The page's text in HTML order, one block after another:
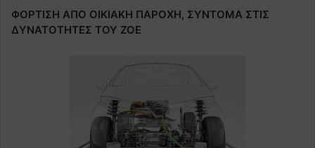
ΦΟΡΤΙΣΗ ΑΠΟ ΟΙΚΙΑΚΗ ΠΑΡΟΧΗ, ΣΥΝΤΟΜΑ ΣΤΙΣ
ΔΥΝΑΤΟΤΗΤΕΣ ΤΟΥ ZOE